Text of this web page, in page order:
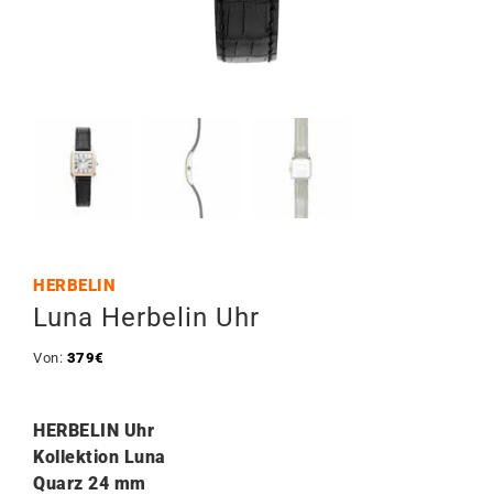
HERBELIN
Luna Herbelin Uhr
Von: 379€
HERBELIN Uhr
Kollektion Luna
Quarz 24 mm